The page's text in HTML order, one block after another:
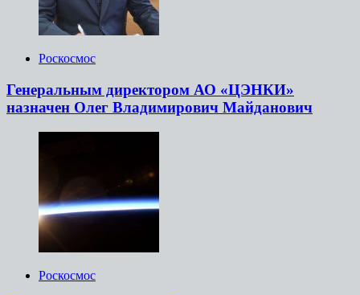
Роскосмос
Генеральным директором АО «ЦЭНКИ»
назначен Олег Владимирович Майданович
Роскосмос